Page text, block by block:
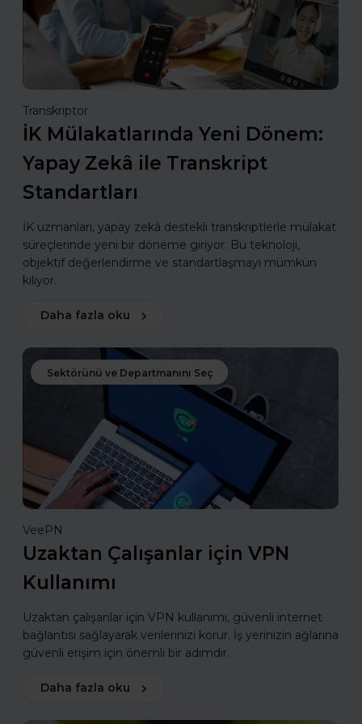
Transkriptor
İK Mülakatlarında Yeni Dönem:
Yapay Zekâ ile Transkript
Standartları
İK uzmanları, yapay zekâ destekli transkriptlerle mülakat
süreçlerinde yeni bir döneme giriyor. Bu teknoloji,
objektif değerlendirme ve standartlaşmayı mümkün
kılıyor.
Daha fazla oku
Sektörünü ve Departmanını Seç
VeePN
Uzaktan Çalışanlar için VPN
Kullanımı
Uzaktan çalışanlar için VPN kullanımı, güvenli internet
bağlantısı sağlayarak verilerinizi korur. İş yerinizin ağlarına
güvenli erişim için önemli bir adımdır.
Daha fazla oku